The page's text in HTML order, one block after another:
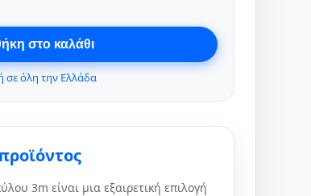
στο καλάθι
σε όλη την Ελλάδα
3m είναι μια εξαιρετική επιλογή